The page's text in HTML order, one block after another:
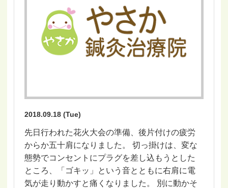
2018.09.18 (Tue)
先日行われた花火大会の準備、後片付けの疲労
からか五十肩になりました。 切っ掛けは、変な
態勢でコンセントにプラグを差し込もうとした
ところ、「ゴキッ」という音とともに右肩に電
気が走り動かすと痛くなりました。 別に動かそ